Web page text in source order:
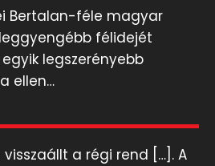
Bertalan-féle magyar
félidejét
legszerényebb
ellen…
a régi rend […]. A